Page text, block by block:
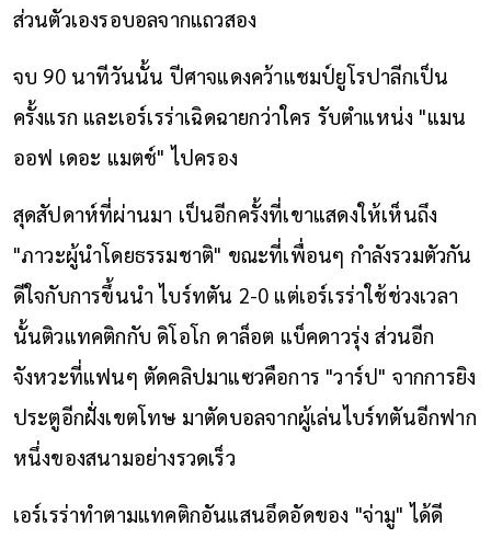
ส่วนตัวเองรอบอลจากแถวสอง
จบ 90 นาทีวันนั้น ปีศาจแดงคว้าแชมป์ยูโรปาลีกเป็น
ครั้งแรก และเอร์เรร่าเฉิดฉายกว่าใคร รับตำแหน่ง "แมน
ออฟ เดอะ แมตช์" ไปครอง
สุดสัปดาห์ที่ผ่านมา เป็นอีกครั้งที่เขาแสดงให้เห็นถึง
"ภาวะผู้นำโดยธรรมชาติ" ขณะที่เพื่อนๆ กำลังรวมตัวกัน
ดีใจกับการขึ้นนำ ไบร์ทตัน 2-0 แต่เอร์เรร่าใช้ช่วงเวลา
นั้นติวแทคติกกับ ดิโอโก ดาล็อต แบ็คดาวรุ่ง ส่วนอีก
จังหวะที่แฟนๆ ตัดคลิปมาแซวคือการ "วาร์ป" จากการยิง
ประตูอีกฝั่งเขตโทษ มาตัดบอลจากผู้เล่นไบร์ทตันอีกฟาก
หนึ่งของสนามอย่างรวดเร็ว
เอร์เรร่าทำตามแทคติกอันแสนอึดอัดของ "จ่ามู" ได้ดี